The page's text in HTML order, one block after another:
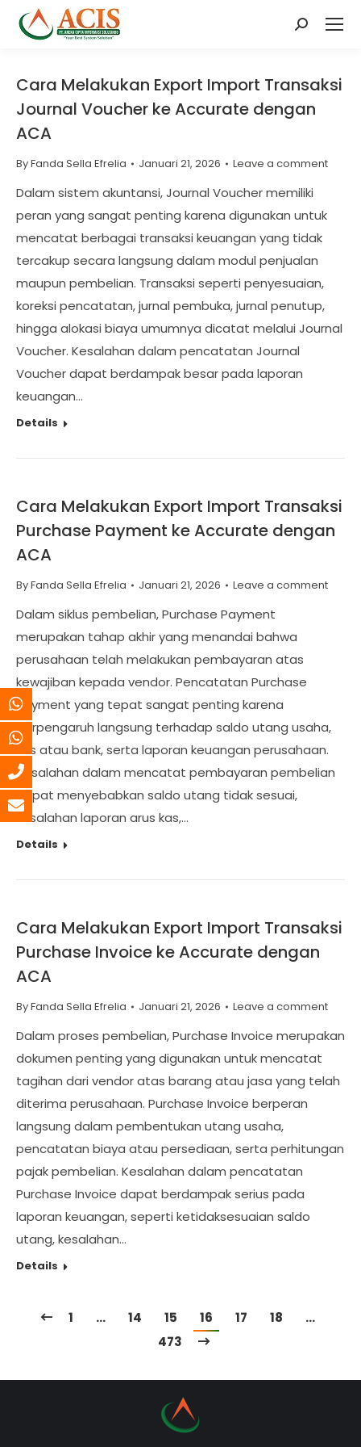
Search:
Cara Melakukan Export Import Transaksi
Journal Voucher ke Accurate dengan
ACA
ByFanda Sella Efrelia Januari 21, 2026 Leave a comment
Dalam sistem akuntansi, Journal Voucher memiliki
peran yang sangat penting karena digunakan untuk
mencatat berbagai transaksi keuangan yang tidak
tercakup secara langsung dalam modul penjualan
maupun pembelian. Transaksi seperti penyesuaian,
koreksi pencatatan, jurnal pembuka, jurnal penutup,
hingga alokasi biaya umumnya dicatat melalui Journal
Voucher. Kesalahan dalam pencatatan Journal
Voucher dapat berdampak besar pada laporan
keuangan…
Details
Cara Melakukan Export Import Transaksi
Purchase Payment ke Accurate dengan
ACA
ByFanda Sella Efrelia Januari 21, 2026 Leave a comment
Dalam siklus pembelian, Purchase Payment
merupakan tahap akhir yang menandai bahwa
perusahaan telah melakukan pembayaran atas
kewajiban kepada vendor. Pencatatan Purchase
Payment yang tepat sangat penting karena
berpengaruh langsung terhadap saldo utang usaha,
kas atau bank, serta laporan keuangan perusahaan.
Kesalahan dalam mencatat pembayaran pembelian
dapat menyebabkan saldo utang tidak sesuai,
kesalahan laporan arus kas,…
Details
Cara Melakukan Export Import Transaksi
Purchase Invoice ke Accurate dengan
ACA
ByFanda Sella Efrelia Januari 21, 2026 Leave a comment
Dalam proses pembelian, Purchase Invoice merupakan
dokumen penting yang digunakan untuk mencatat
tagihan dari vendor atas barang atau jasa yang telah
diterima perusahaan. Purchase Invoice berperan
langsung dalam pembentukan utang usaha,
pencatatan biaya atau persediaan, serta perhitungan
pajak pembelian. Kesalahan dalam pencatatan
Purchase Invoice dapat berdampak serius pada
laporan keuangan, seperti ketidaksesuaian saldo
utang, kesalahan…
Details
1 … 14 15 16 17 18
…
473